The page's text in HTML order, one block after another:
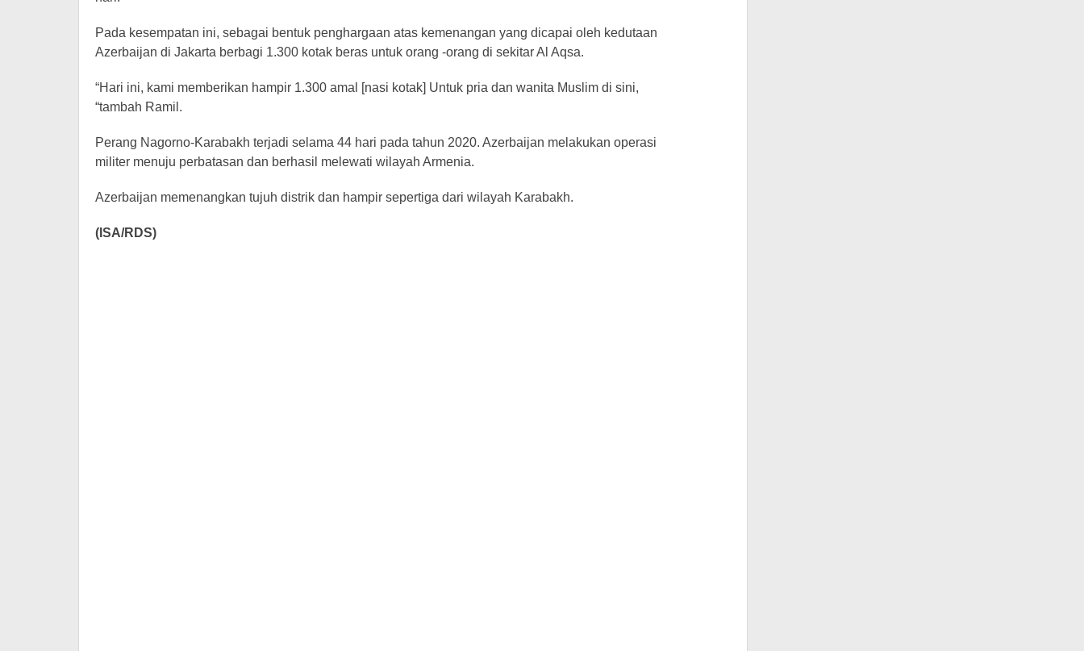
Pada kesempatan ini, sebagai bentuk penghargaan atas kemenangan yang dicapai oleh kedutaan
Azerbaijan di Jakarta berbagi 1.300 kotak beras untuk orang -orang di sekitar Al Aqsa.
“Hari ini, kami memberikan hampir 1.300 amal [nasi kotak] Untuk pria dan wanita Muslim di sini,
“tambah Ramil.
Perang Nagorno-Karabakh terjadi selama 44 hari pada tahun 2020. Azerbaijan melakukan operasi
militer menuju perbatasan dan berhasil melewati wilayah Armenia.
Azerbaijan memenangkan tujuh distrik dan hampir sepertiga dari wilayah Karabakh.
(ISA/RDS)